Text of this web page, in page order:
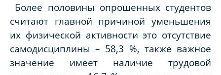
Более половины опрошенных студентов
считают главной причиной уменьшения
их физической активности это отсутствие
самодисциплины – 58,3 %, также важное
значение имеет наличие трудовой